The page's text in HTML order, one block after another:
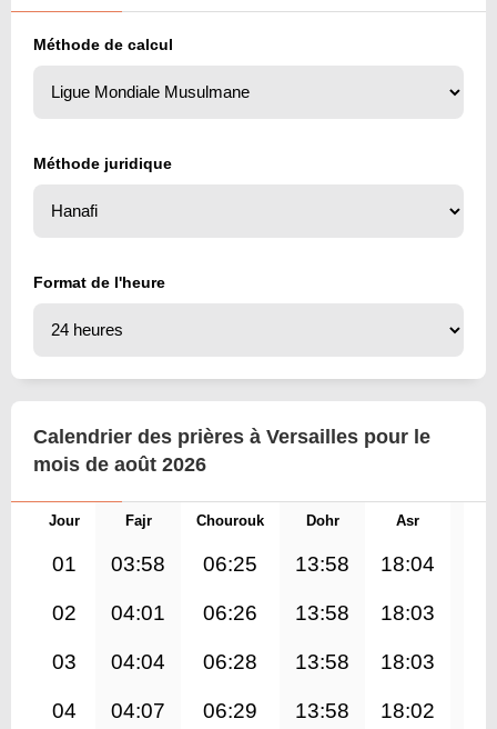
Méthode de calcul
Méthode juridique
Format de l'heure
Calendrier des prières à Versailles pour le
mois de août 2026
Jour Fajr Chourouk Dohr Asr
01 03:58 06:25 13:58 18:04
02 04:01 06:26 13:58 18:03
03 04:04 06:28 13:58 18:03
04 04:07 06:29 13:58 18:02